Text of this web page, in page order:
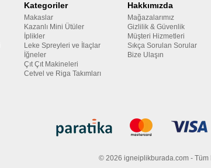
Kategoriler
Makaslar
Kazanlı Mini Ütüler
İplikler
Leke Spreyleri ve İlaçlar
İğneler
Çıt Çıt Makineleri
Cetvel ve Riga Takımları
Hakkımızda
Mağazalarımız
Gizlilik & Güvenlik
Müşteri Hizmetleri
Sıkça Sorulan Sorular
Bize Ulaşın
© 2026 igneiplikburada.com - Tüm